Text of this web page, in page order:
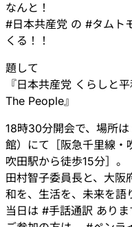
なんと！
#日本共産党 の #タムト
くる！！
題して
『日本共産党 くらしと
The People』
18時30分開会で、場所は
館）にて［阪急千里線・
吹田駅から徒歩15分］。
田村智子委員長と、大阪
和を、生活を、未来を語
当日は #手話通訳 ありま